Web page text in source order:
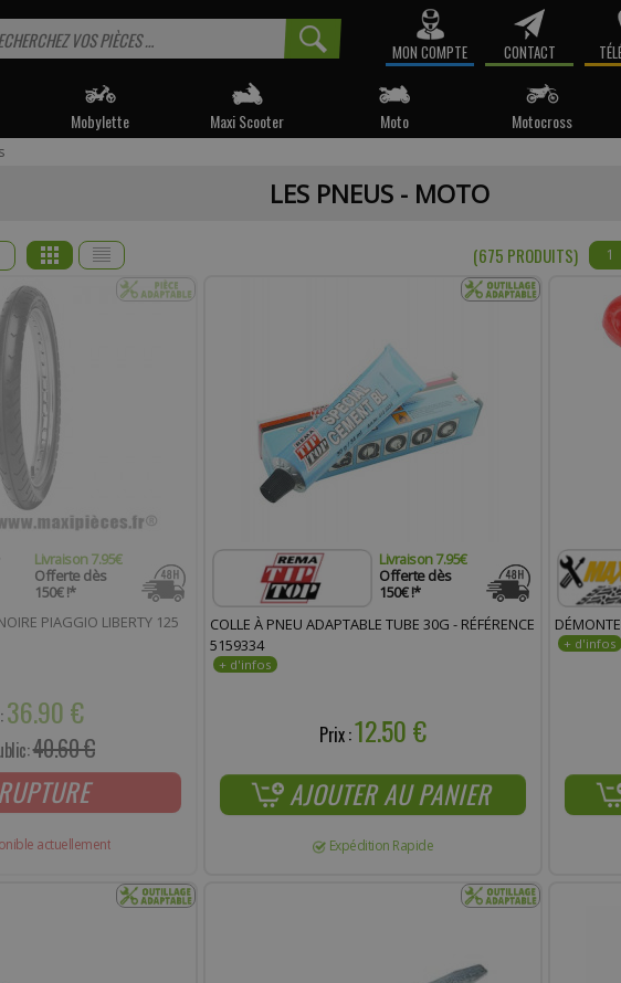
MON COMPTE CONTACT
Mobylette Maxi Scooter Moto Motocross
LES PNEUS - MOTO
(675 PRODUITS) 1
Livraison 7.95€
Offerte dès
150€ !*
PIAGGIO LIBERTY 125
36.90 €
40.60 €
actuellement
Livraison 7.95€
Offerte dès
150€ !*
COLLE À PNEU ADAPTABLE TUBE 30G - RÉFÉRENCE
5159334
Prix :12.50 €
AJOUTER AU PANIER
Expédition Rapide
informé sur la disponibilité du produit, veuillez indiquer votre email.
* Email :
:
: